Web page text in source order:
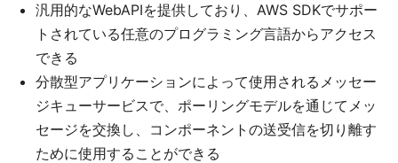
汎用的なWebAPIを提供しており、AWS SDKでサポー
トされている任意のプログラミング言語からアクセス
できる
分散型アプリケーションによって使用されるメッセー
ジキューサービスで、ポーリングモデルを通じてメッ
セージを交換し、コンポーネントの送受信を切り離す
ために使用することができる